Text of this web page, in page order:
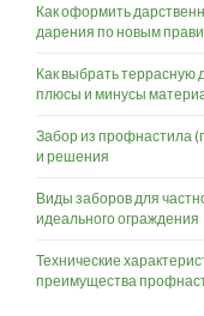
Как оформить
дарения по новым
Как выбрать террасную
плюсы и минусы
Забор из профнастила
и решения
Виды заборов для
идеального ограждения
Технические
преимущества